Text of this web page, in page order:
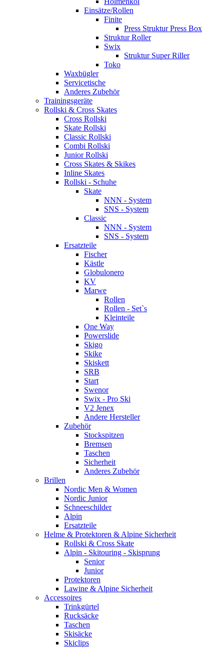
Einsätze/Rollen
Finite
Press Struktur Press Box
Struktur Roller
Swix
Struktur Super Riller
Toko
Waxbügler
Servicetische
Anderes Zubehör
Trainingsgeräte
Rollski & Cross Skates
Cross Rollski
Skate Rollski
Classic Rollski
Combi Rollski
Junior Rollski
Cross Skates & Skikes
Inline Skates
Rollski - Schuhe
Skate
NNN - System
SNS - System
Classic
NNN - System
SNS - System
Ersatzteile
Fischer
Kästle
Globulonero
KV
Marwe
Rollen
Rollen - Set`s
Kleinteile
One Way
Powerslide
Skigo
Skike
Skiskett
SRB
Start
Swenor
Swix - Pro Ski
V2 Jenex
Andere Hersteller
Zubehör
Stockspitzen
Bremsen
Taschen
Sicherheit
Anderes Zubehör
Brillen
Nordic Men & Women
Nordic Junior
Schneeschilder
Alpin
Ersatzteile
Helme & Protektoren & Alpine Sicherheit
Rollski & Cross Skate
Alpin - Skitouring - Skisprung
Senior
Junior
Protektoren
Lawine & Alpine Sicherheit
Accessoires
Trinkgürtel
Rucksäcke
Taschen
Skisäcke
Skiclips